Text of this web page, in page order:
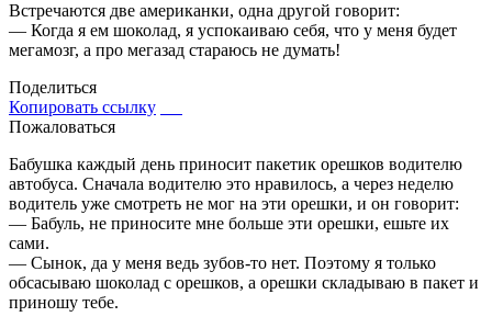
Встречаются две американки, одна другой говорит:
— Когда я ем шоколад, я успокаиваю себя, что у меня будет
мегамозг, а про мегазад стараюсь не думать!
Поделиться
Копировать ссылку
Пожаловаться
Бабушка каждый день приносит пакетик орешков водителю
автобуса. Сначала водителю это нравилось, а через неделю
водитель уже смотреть не мог на эти орешки, и он говорит:
— Бабуль, не приносите мне больше эти орешки, ешьте их
сами.
— Сынок, да у меня ведь зубов-то нет. Поэтому я только
обсасываю шоколад с орешков, а орешки складываю в пакет и
приношу тебе.